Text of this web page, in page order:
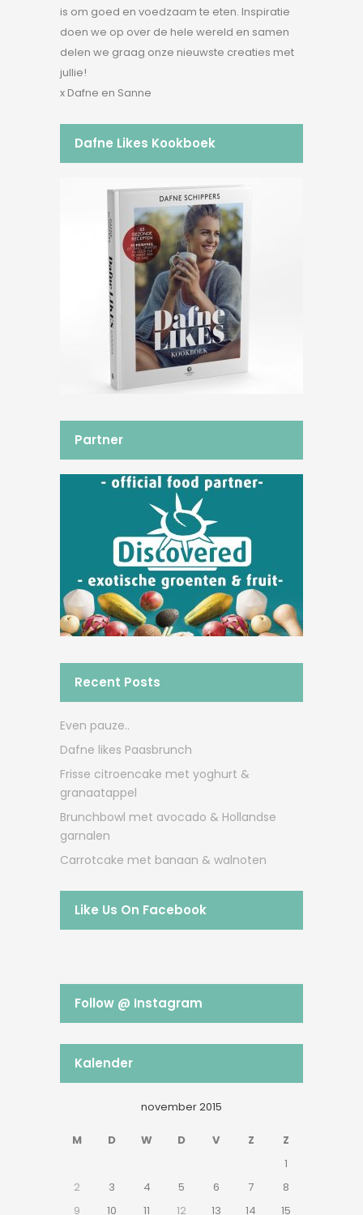
is om goed en voedzaam te eten. Inspiratie
doen we op over de hele wereld en samen
delen we graag onze nieuwste creaties met
jullie!
x Dafne en Sanne
Dafne Likes Kookboek
Partner
Recent Posts
Even pauze..
Dafne likes Paasbrunch
Frisse citroencake met yoghurt &
granaatappel
Brunchbowl met avocado & Hollandse
garnalen
Carrotcake met banaan & walnoten
Like Us On Facebook
Follow @ Instagram
Kalender
november 2015
M D W D V Z
Z
1
2
3 4 5 6 7
8
9
10 11 12 13 14 15